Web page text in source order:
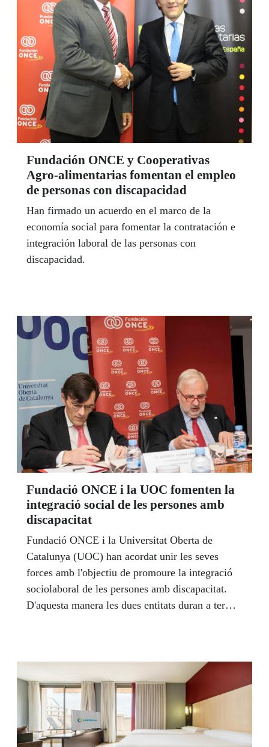
fabricantes, desarrolladores, distribuidores,
usuarios, investigadores y profesionales, para
compartir y dar a conocer la tecnología dirigida a
facilitar la vida diaria de las personas con
discapacidad visual.
Fundación ONCE y Cooperativas
Agro-alimentarias fomentan el empleo
de personas con discapacidad
Han firmado un acuerdo en el marco de la
economía social para fomentar la contratación e
integración laboral de las personas con
discapacidad.
Fundació ONCE i la UOC fomenten la
integració social de les persones amb
discapacitat
Fundació ONCE i la Universitat Oberta de
Catalunya (UOC) han acordat unir les seves
forces amb l'objectiu de promoure la integració
sociolaboral de les persones amb discapacitat.
D'aquesta manera les dues entitats duran a terme